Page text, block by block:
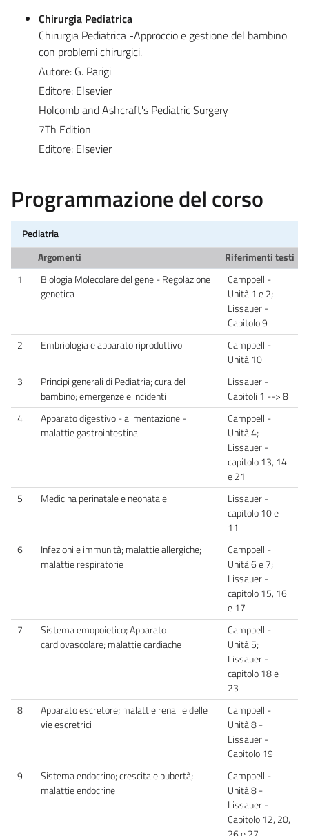
Chirurgia Pediatrica
Chirurgia Pediatrica -Approccio e gestione del bambino
con problemi chirurgici.
Autore: G. Parigi
Editore: Elsevier
Holcomb and Ashcraft's Pediatric Surgery
7Th Edition
Editore: Elsevier
Programmazione del corso
Pediatria
Argomenti
Riferimenti testi
1
Biologia Molecolare del gene - Regolazione
genetica
Campbell -
Unità 1 e 2;
Lissauer -
Capitolo 9
2
Embriologia e apparato riproduttivo
Campbell -
Unità 10
3
Principi generali di Pediatria; cura del
bambino; emergenze e incidenti
Lissauer -
Capitoli 1 --> 8
4
Apparato digestivo - alimentazione -
malattie gastrointestinali
Campbell -
Unità 4;
Lissauer -
capitolo 13, 14
e 21
5
Medicina perinatale e neonatale
Lissauer -
capitolo 10 e
11
6
Infezioni e immunità; malattie allergiche;
malattie respiratorie
Campbell -
Unità 6 e 7;
Lissauer -
capitolo 15, 16
e 17
7
Sistema emopoietico; Apparato
cardiovascolare; malattie cardiache
Campbell -
Unità 5;
Lissauer -
capitolo 18 e
23
8
Apparato escretore; malattie renali e delle
vie escretrici
Campbell -
Unità 8 -
Lissauer -
Capitolo 19
9
Sistema endocrino; crescita e pubertà;
malattie endocrine
Campbell -
Unità 8 -
Lissauer -
Capitolo 12, 20,